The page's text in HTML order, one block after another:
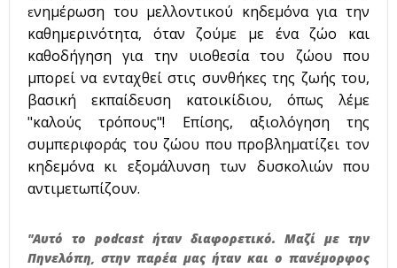
ενημέρωση του μελλοντικού κηδεμόνα για την
καθημερινότητα, όταν ζούμε με ένα ζώο και
καθοδήγηση για την υιοθεσία του ζώου που
μπορεί να ενταχθεί στις συνθήκες της ζωής του,
βασική εκπαίδευση κατοικίδιου, όπως λέμε
"καλούς τρόπους"! Επίσης, αξιολόγηση της
συμπεριφοράς του ζώου που προβληματίζει τον
κηδεμόνα κι εξομάλυνση των δυσκολιών που
αντιμετωπίζουν.
"Αυτό το podcast ήταν διαφορετικό. Μαζί με την
Πηνελόπη, στην παρέα μας ήταν και ο πανέμορφος